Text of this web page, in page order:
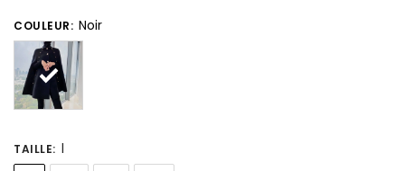
COULEUR: Noir
TAILLE: l